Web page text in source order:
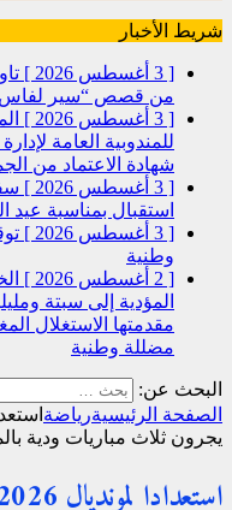
شريط الأخبار
[ 3 أغسطس 2026 ]
من قصص “سير
[ 3 أغسطس 2026 ]
للمندوبية العامة
شهادة الاعتماد من
[ 3 أغسطس 2026 ]
استقبال بمناسبة عيد
[ 3 أغسطس 2026 ]
وطنية
[ 2 أغسطس 2026 ]
المؤدية إلى سبتة
مقدمتها الاستغلال
مضللة وطنية
البحث عن:
الصفحة الرئيسيةرياضة
يجرون ثلاث مباريات ودية